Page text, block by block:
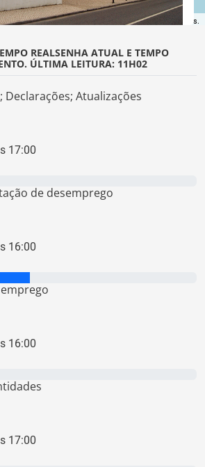
OpenStreetMap contributors.
REALSENHA ATUAL E TEMPO
ÚLTIMA LEITURA: 11H02
Atualizações
17:00
de desemprego
16:00
16:00
17:00